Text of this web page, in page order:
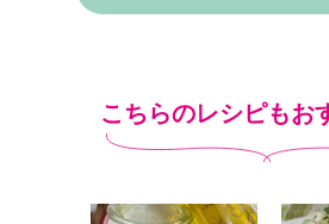
こちらのレシピもお